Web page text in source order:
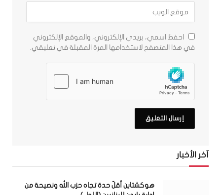
احفظ اسمي، بريدي الإلكتروني، والموقع الإلكتروني
في هذا المتصفح لاستخدامها المرة المقبلة في تعليقي.
آخر الأخبار
هوكشتاين أقلّ حدة تجاه حزب الله ونصيحة من